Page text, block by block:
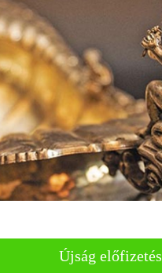
Újság előfizetés